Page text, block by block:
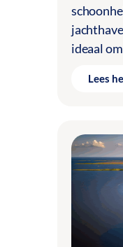
ideaal
Lees